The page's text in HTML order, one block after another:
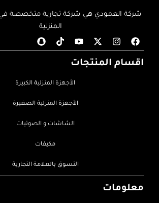
شركة العمودي هي شركة تجارية متخصصة في
المنزلية
اقسام المنتجات
الأجهزة المنزلية الكبيرة
الأجهزة المنزلية الصغيرة
الشاشات و الصوتيات
مكيفات
التسوق بالعلامة التجارية
معلومات